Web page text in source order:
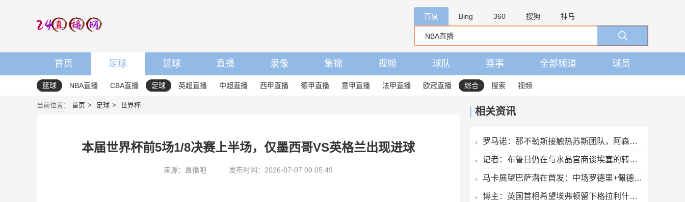
百度 Bing 360 搜狗 神马
首页 足球 篮球 直播 录像 集锦 视频 球队 赛事 全部频道 球员
篮球 NBA直播 CBA直播 足球 英超直播 中超直播 西甲直播 德甲直播 意甲直播 法甲直播 欧冠直播 综合 搜索 视频
当前位置： 首页 足球 世界杯
本届世界杯前5场1/8决赛上半场，仅墨西哥VS英格兰出现进球
来源：直播吧 发布时间：2026-07-07 09:05:49
相关资讯
罗马诺：那不勒斯接触热苏斯团队，阿森纳只接受永久转会
记者：布鲁日仍在与水晶宫商谈埃塞的转会交易
马卡展望巴萨潜在首发：中场罗德里+佩德里+奥尔莫 阿德耶米中锋
博主：英国首相希望埃弗顿留下格拉利什，并在今夏签下一名右后卫